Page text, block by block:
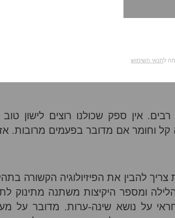
בוגץ
היום? באיזה גיל רצוי להתחיל?
אין ספק שכולנו רוצים לישון טוב
וחומר אם מדובר בפעמים מרובות.
להבין את הפיזיולוגיה הקשורה
ומספר היקיצות משתנה מתינוק
על נושא שינה-ערות. מדובר על
לתנאי השימוש